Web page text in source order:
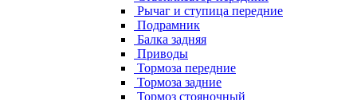
Рычаг и ступица передние
Подрамник
Балка задняя
Приводы
Тормоза передние
Тормоза задние
Тормоз стояночный